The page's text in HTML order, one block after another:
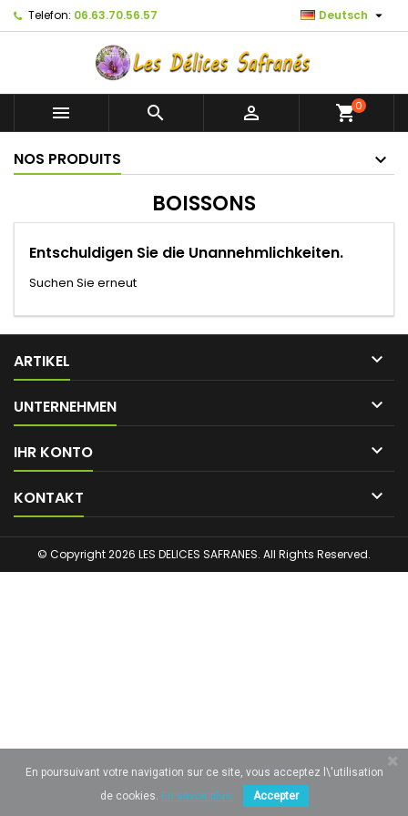
Telefon: 06.63.70.56.57 Deutsch 
   shopping_cart0
NOS PRODUITS
BOISSONS
Entschuldigen Sie die Unannehmlichkeiten.
Suchen Sie erneut
ARTIKEL 
UNTERNEHMEN 
IHR KONTO 
KONTAKT 
© Copyright 2026 LES DELICES SAFRANES. All Rights Reserved.
En poursuivant votre navigation sur ce site, vous acceptez l\'utilisation
de cookies. En savoir plus. Accepter